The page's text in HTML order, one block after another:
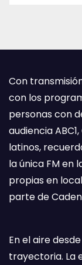
Con
con los
personas con
audiencia
latinos,
la única FM en
propias en
parte de
En el aire
trayectoria. La